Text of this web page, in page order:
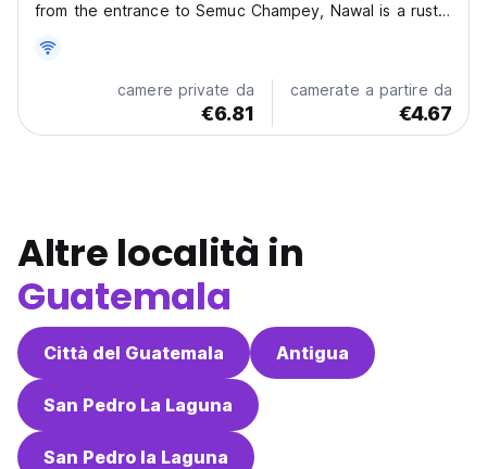
from the entrance to Semuc Champey, Nawal is a rustic
an authentic nature experience. Surrounded by lush
greenery and fresh mountain air, it’s...
camere private da
€6.81
camerate a partire da
€4.67
Altre località in
Guatemala
Città del Guatemala Antigua
San Pedro La Laguna
San Pedro la Laguna